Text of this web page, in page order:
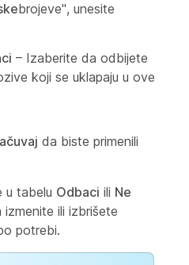
brojeve", unesite
– Izaberite da odbijete
koji se uklapaju u ove
da biste primenili
u tabelu Odbaci ili Ne
ili izbrišete
potrebi.